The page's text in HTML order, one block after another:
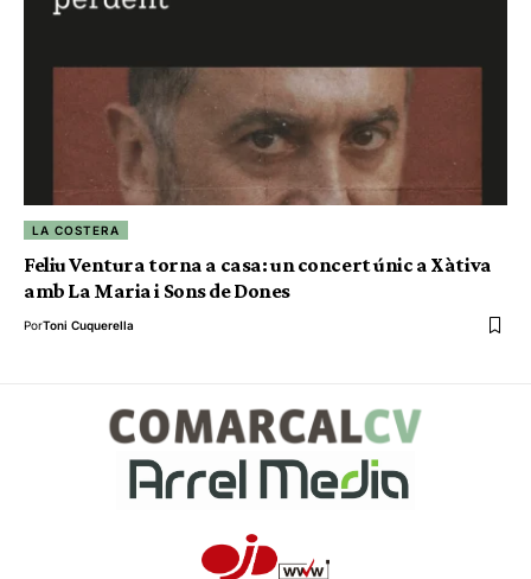
LA COSTERA
Feliu Ventura torna a casa: un concert únic a Xàtiva
amb La Maria i Sons de Dones
PorToni Cuquerella